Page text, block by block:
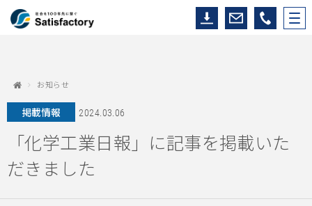
お知らせ
掲載情報 2024.03.06
「化学工業日報」に記事を掲載いた
だきました